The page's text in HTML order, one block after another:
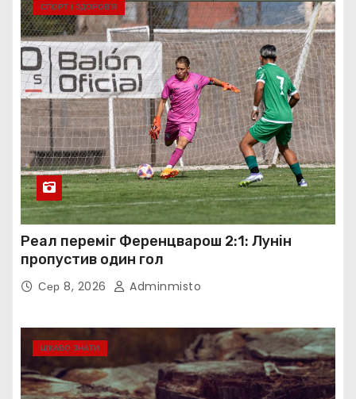
СПОРТ І ЗДОРОВ’Я
Реал переміг Ференцварош 2:1: Лунін
пропустив один гол
Сер 8, 2026 Adminmisto
ЦІКАВО ЗНАТИ